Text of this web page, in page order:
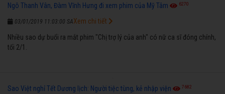
Ngô Thanh Vân, Đàm Vĩnh Hưng đi xem phim của Mỹ Tâm 6270
03/01/2019 11:03:00 SA
Nhiều sao dự buổi ra mắt phim "Chị trợ lý của anh" có nữ ca sĩ đóng chính,
tối 2/1.
Xem chi tiết
Sao Việt nghỉ Tết Dương lịch: Người tiệc tùng, kẻ nhập viện 7682